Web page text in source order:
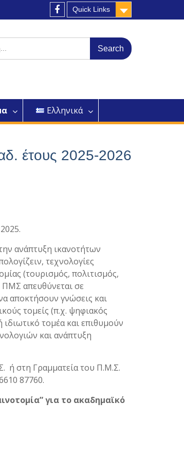
Quick Links
Facebook
Ελληνικά
έτους 2025-2026
ανάπτυξη ικανοτήτων
τεχνολογίες
(τουρισμός, πολιτισμός,
ΠΜΣ απευθύνεται σε
αποκτήσουν γνώσεις και
τομείς (π.χ. ψηφιακός
τομέα και επιθυμούν
και ανάπτυξη
ή στη Γραμματεία του Π.Μ.Σ.
87760.
για το ακαδημαϊκό